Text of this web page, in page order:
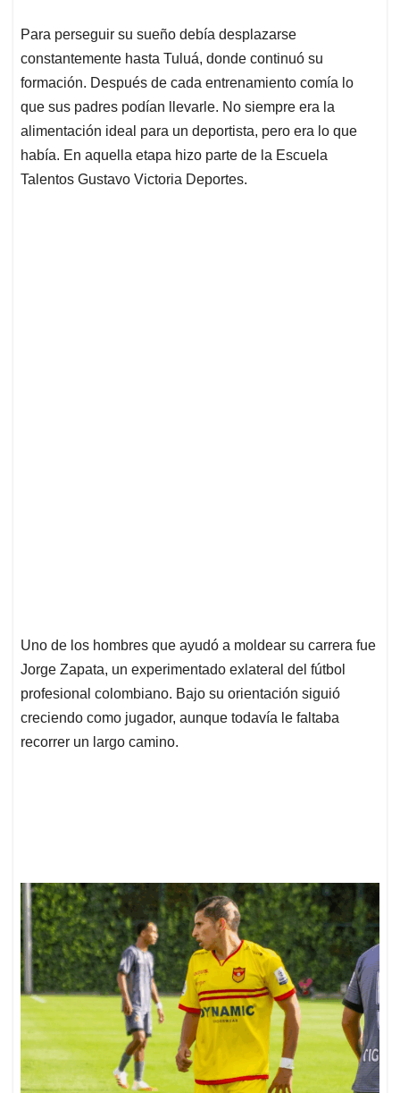
Para perseguir su sueño debía desplazarse
constantemente hasta Tuluá, donde continuó su
formación. Después de cada entrenamiento comía lo
que sus padres podían llevarle. No siempre era la
alimentación ideal para un deportista, pero era lo que
había. En aquella etapa hizo parte de la Escuela
Talentos Gustavo Victoria Deportes.
Uno de los hombres que ayudó a moldear su carrera fue
Jorge Zapata, un experimentado exlateral del fútbol
profesional colombiano. Bajo su orientación siguió
creciendo como jugador, aunque todavía le faltaba
recorrer un largo camino.